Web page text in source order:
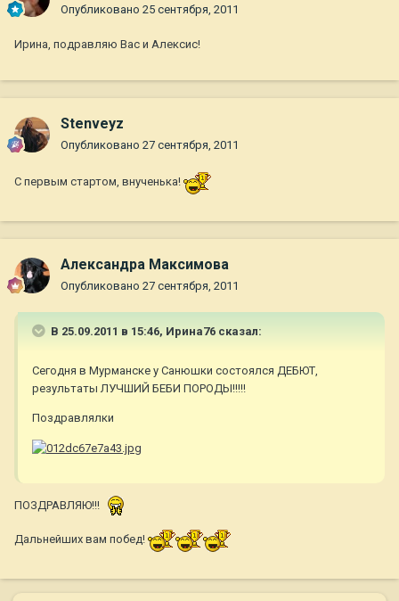
Опубликовано 25 сентября, 2011
Ирина, подравляю Вас и Алексис!
Stenveyz
Опубликовано 27 сентября, 2011
С первым стартом, внученька!
Александра Максимова
Опубликовано 27 сентября, 2011
В 25.09.2011 в 15:46, Ирина76 сказал:
Сегодня в Мурманске у Санюшки состоялся ДЕБЮТ,
результаты ЛУЧШИЙ БЕБИ ПОРОДЫ!!!!!
Поздравлялки
ПОЗДРАВЛЯЮ!!!
Дальнейших вам побед!